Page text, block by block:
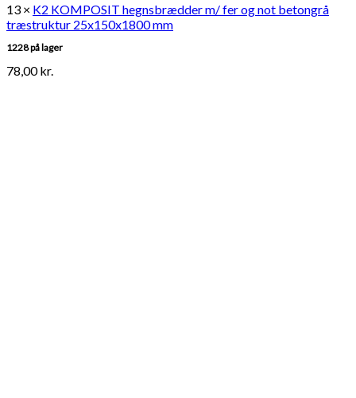
13 × K2 KOMPOSIT hegnsbrædder m/ fer og not betongrå
træstruktur 25x150x1800 mm
1228 på lager
78,00kr.